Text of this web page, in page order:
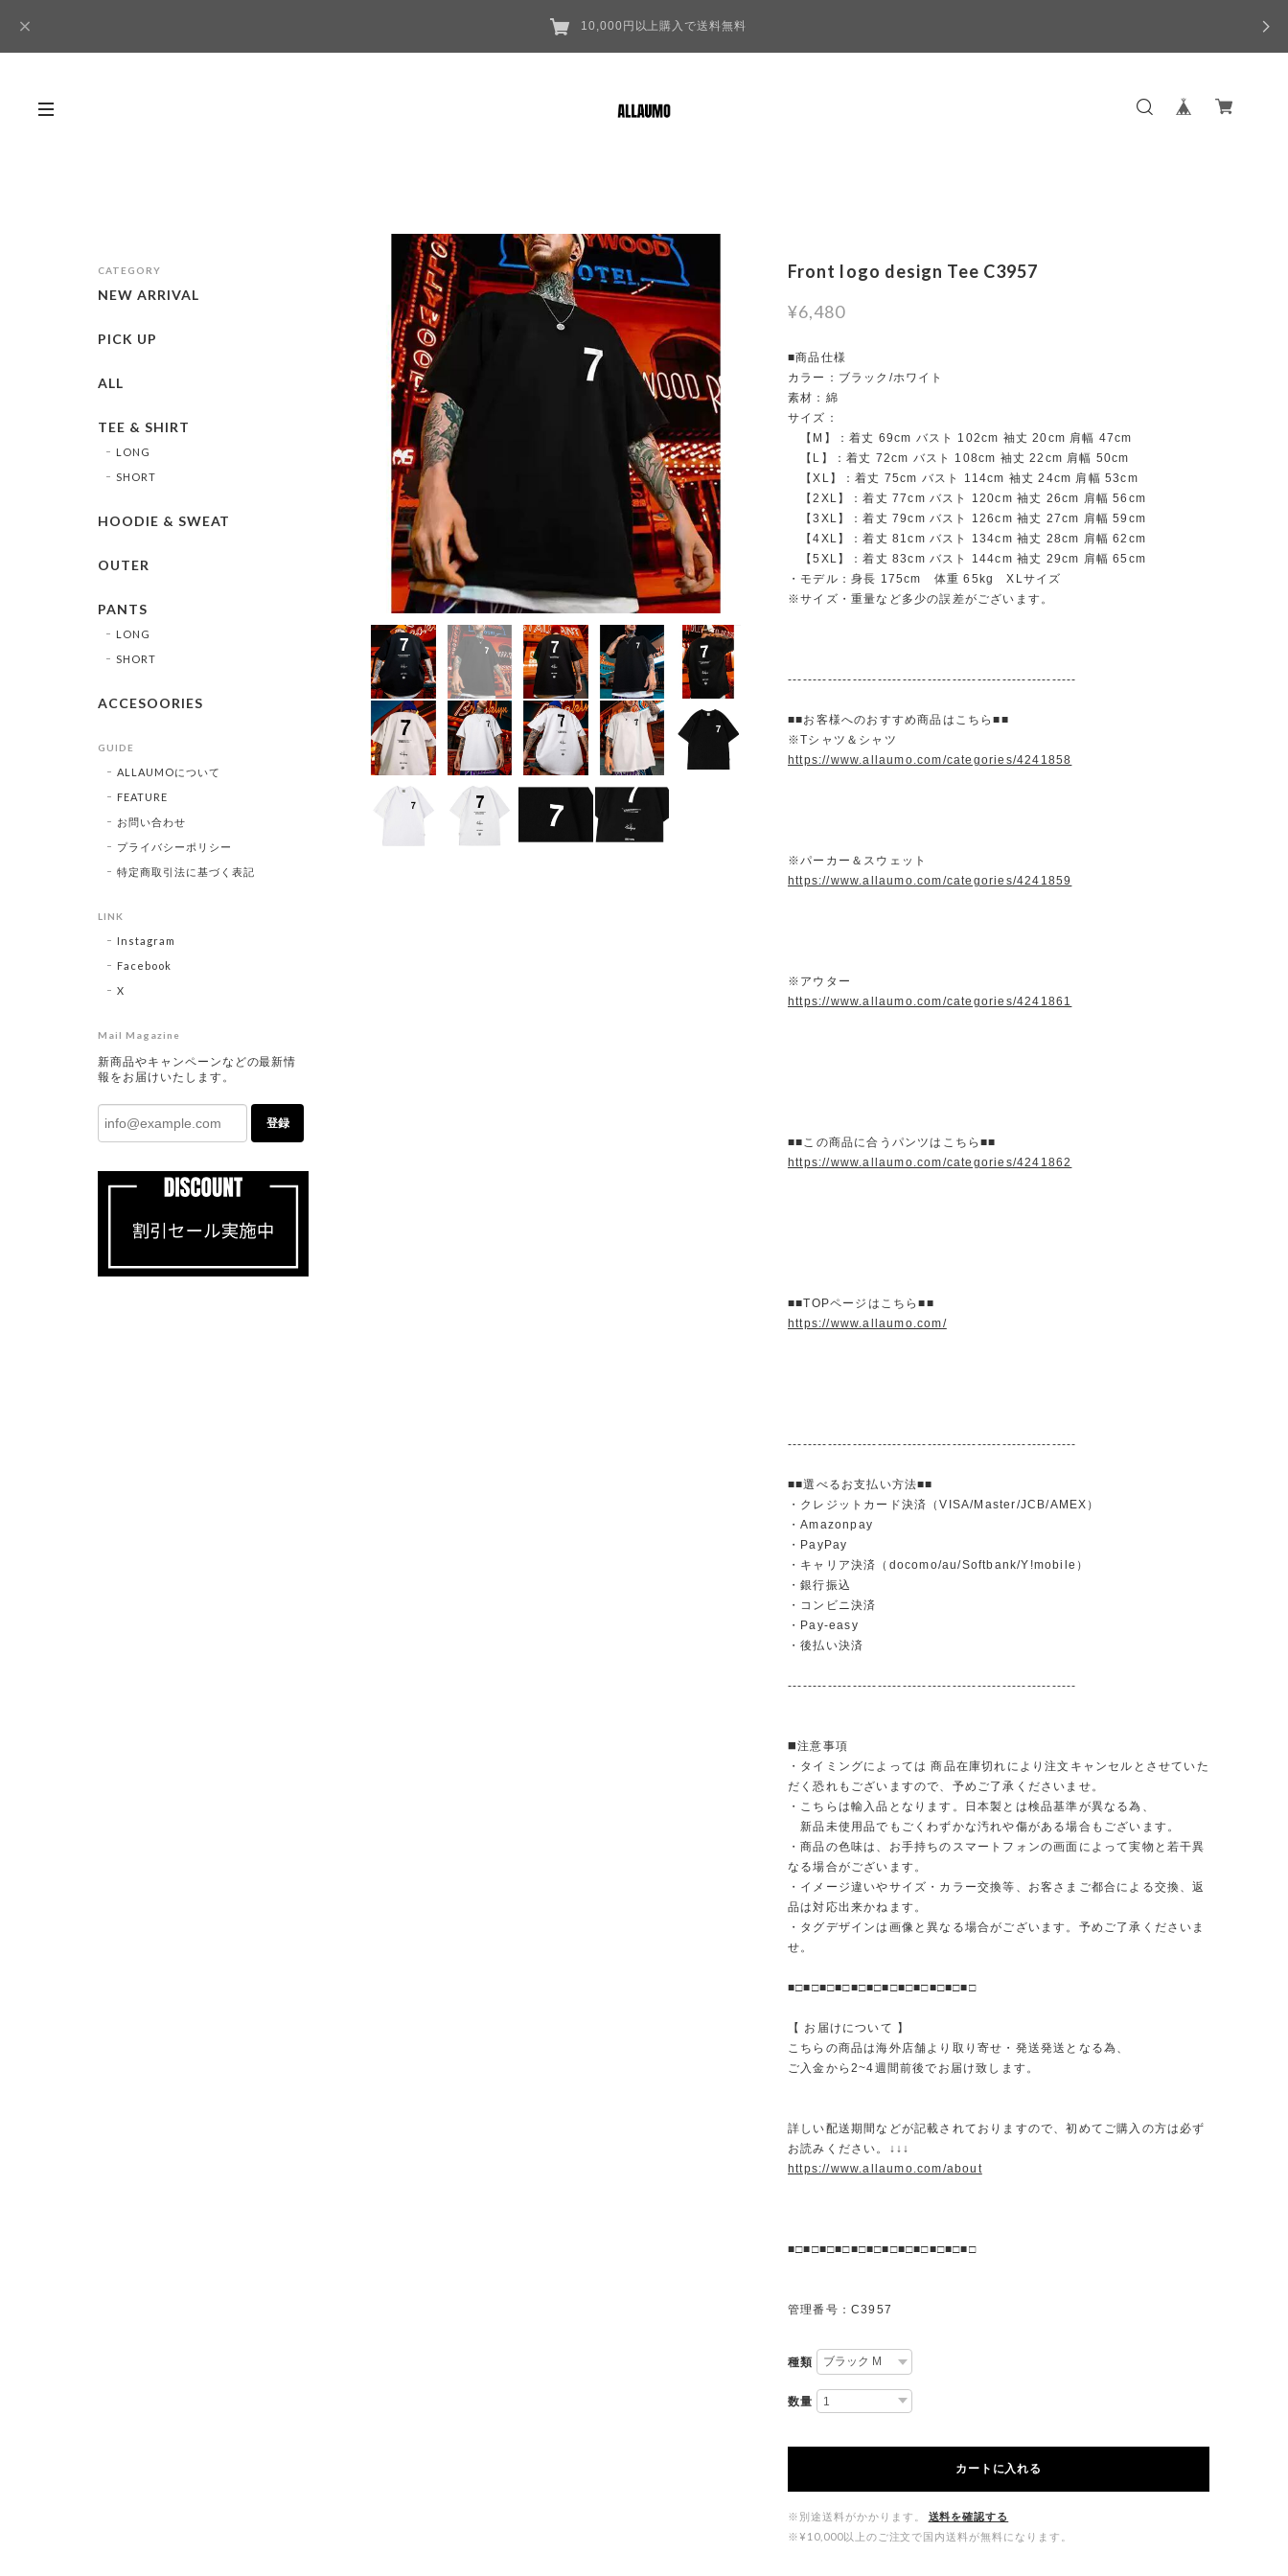
10,000円以上購入で送料無料
Front logo design Tee C3957
¥6,480
■商品仕様
カラー：ブラック/ホワイト
素材：綿
サイズ：
【M】：着丈 69cm バスト 102cm 袖丈 20cm 肩幅 47cm
【L】：着丈 72cm バスト 108cm 袖丈 22cm 肩幅 50cm
【XL】：着丈 75cm バスト 114cm 袖丈 24cm 肩幅 53cm
【2XL】：着丈 77cm バスト 120cm 袖丈 26cm 肩幅 56cm
【3XL】：着丈 79cm バスト 126cm 袖丈 27cm 肩幅 59cm
【4XL】：着丈 81cm バスト 134cm 袖丈 28cm 肩幅 62cm
【5XL】：着丈 83cm バスト 144cm 袖丈 29cm 肩幅 65cm
・モデル：身長 175cm 体重 65kg XLサイズ
※サイズ・重量など多少の誤差がございます。
----------------------------------------------------------
■■お客様へのおすすめ商品はこちら■■
※Tシャツ＆シャツ
https://www.allaumo.com/categories/4241858
※パーカー＆スウェット
https://www.allaumo.com/categories/4241859
※アウター
https://www.allaumo.com/categories/4241861
■■この商品に合うパンツはこちら■■
https://www.allaumo.com/categories/4241862
■■TOPページはこちら■■
https://www.allaumo.com/
----------------------------------------------------------
■■選べるお支払い方法■■
・クレジットカード決済（VISA/Master/JCB/AMEX）
・Amazonpay
・PayPay
・キャリア決済（docomo/au/Softbank/Y!mobile）
・銀行振込
・コンビニ決済
・Pay-easy
・後払い決済
----------------------------------------------------------
◼️注意事項
・タイミングによっては 商品在庫切れにより注文キャンセルとさせていた
だく恐れもございますので、予めご了承くださいませ。
・こちらは輸入品となります。日本製とは検品基準が異なる為、
新品未使用品でもごくわずかな汚れや傷がある場合もございます。
・商品の色味は、お手持ちのスマートフォンの画面によって実物と若干異
なる場合がございます。
・イメージ違いやサイズ・カラー交換等、お客さまご都合による交換、返
品は対応出来かねます。
・タグデザインは画像と異なる場合がございます。予めご了承くださいま
せ。
■□■□■□■□■□■□■□■□■□■□■□■□
【 お届けについて 】
こちらの商品は海外店舗より取り寄せ・発送発送となる為、
ご入金から2~4週間前後でお届け致します。
詳しい配送期間などが記載されておりますので、初めてご購入の方は必ず
お読みください。↓↓↓
https://www.allaumo.com/about
■□■□■□■□■□■□■□■□■□■□■□■□
管理番号：C3957
種類
数量
カートに入れる
※別途送料がかかります。
送料を確認する
※¥10,000以上のご注文で国内送料が無料になります。
CATEGORY
NEW ARRIVAL
PICK UP
ALL
TEE & SHIRT
LONG
SHORT
HOODIE & SWEAT
OUTER
PANTS
LONG
SHORT
ACCESOORIES
GUIDE
ALLAUMOについて
FEATURE
お問い合わせ
プライバシーポリシー
特定商取引法に基づく表記
LINK
Instagram
Facebook
X
Mail Magazine
新商品やキャンペーンなどの最新情
報をお届けいたします。
登録